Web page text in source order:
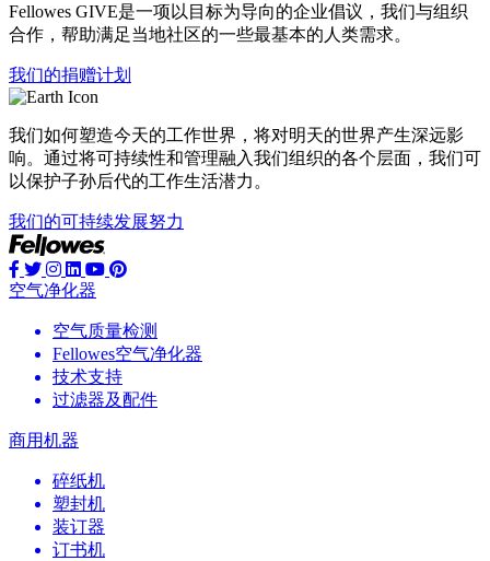
Fellowes GIVE是一项以目标为导向的企业倡议，我们与组织
合作，帮助满足当地社区的一些最基本的人类需求。
我们的捐赠计划
我们如何塑造今天的工作世界，将对明天的世界产生深远影
响。通过将可持续性和管理融入我们组织的各个层面，我们可
以保护子孙后代的工作生活潜力。
我们的可持续发展努力
空气净化器
空气质量检测
Fellowes空气净化器
技术支持
过滤器及配件
商用机器
碎纸机
塑封机
装订器
订书机